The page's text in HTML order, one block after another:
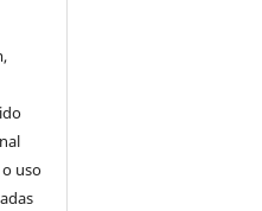
uso